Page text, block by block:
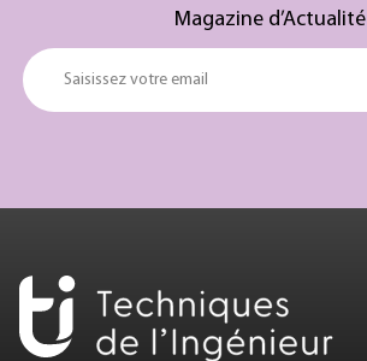
Magazine d’Actualité
Saisissez votre email